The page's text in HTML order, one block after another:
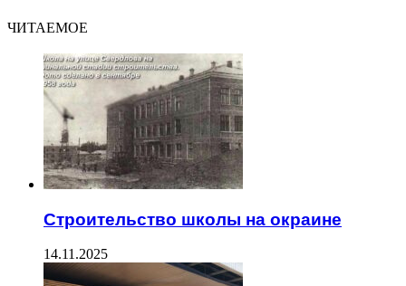
ЧИТАЕМОЕ
Строительство школы на окраине
14.11.2025